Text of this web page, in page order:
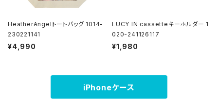
HeatherAngelトートバッグ 1014-
230221141
¥4,990
LUCY IN cassetteキーホルダー 1
020-241126117
¥1,980
iPhoneケース